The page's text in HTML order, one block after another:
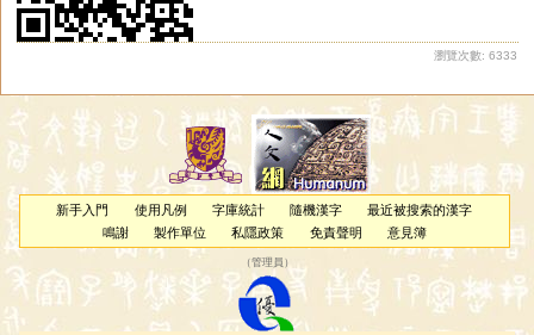
瀏覽次數: 6333
新手入門 使用凡例 字庫統計 隨機漢字
最近被搜索的漢字
鳴謝
製作單位 私隱政策 免責聲明 意見簿
（管理員 ）